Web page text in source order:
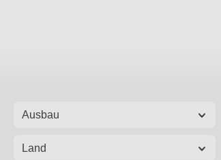
Ausbau
Land